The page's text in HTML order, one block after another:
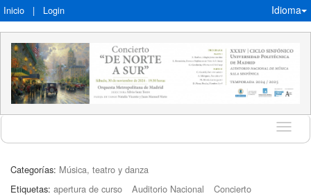
Inicio | Login Idioma
Idioma
Categorías: Música, teatro y danza
Etiquetas: apertura de curso Auditorio Nacional Concierto